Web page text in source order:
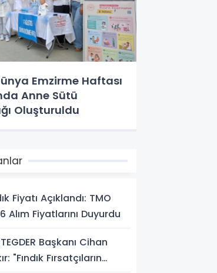
Emzirme Haftası
Anne Sütü
Oluşturuldu
Fiyatı Açıklandı: TMO
Alım Fiyatlarını Duyurdu
Başkanı Cihan
"Fındık Fırsatçıların